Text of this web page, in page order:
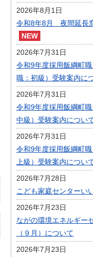
2026年8月1日
令和8年8月 夜間延長
2026年7月31日
令和9年度採用飯綱町
職：初級）受験案内に
2026年7月31日
令和9年度採用飯綱町
中級）受験案内につい
2026年7月31日
令和9年度採用飯綱町
上級）受験案内につい
2026年7月28日
こども家庭センターい
2026年7月23日
ながの環境エネルギー
（９月）について
2026年7月23日